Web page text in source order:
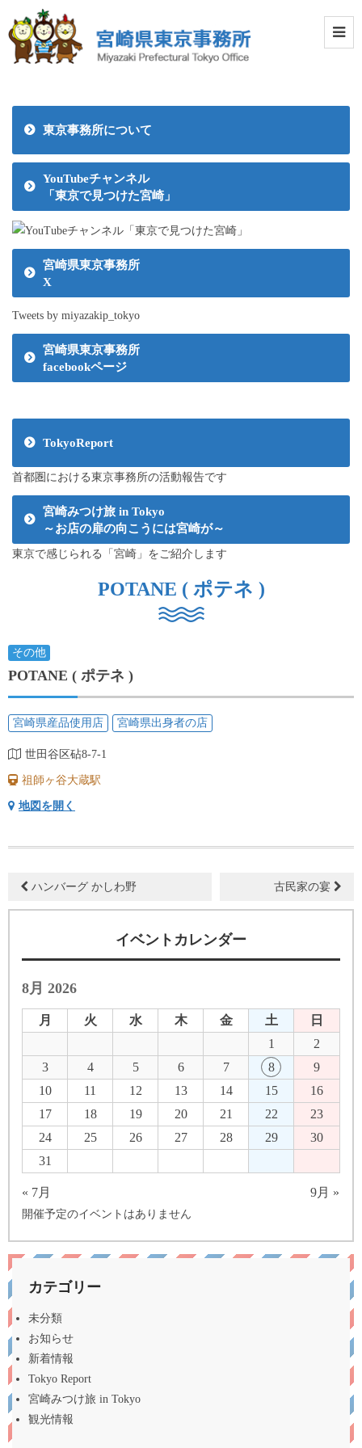
東京事務所について
YouTubeチャンネル
「東京で見つけた宮崎」
宮崎県東京事務所
X
Tweets by miyazakip_tokyo
宮崎県東京事務所
facebookページ
TokyoReport
首都圏における東京事務所の活動報告です
宮崎みつけ旅 in Tokyo
～お店の扉の向こうには宮崎が～
東京で感じられる「宮崎」をご紹介します
POTANE ( ポテネ )
その他
POTANE ( ポテネ )
宮崎県産品使用店 宮崎県出身者の店
世田谷区砧8-7-1
祖師ヶ谷大蔵駅
地図を開く
ハンバーグ かしわ野 古民家の宴
イベントカレンダー
8月 2026
月 火 水 木 金 土
日
1
2
3
4 5 6 7 8
9
10
11 12 13 14 15
16
17
18 19 20 21 22
23
24
25 26 27 28 29
30
31
« 7月 9月 »
開催予定のイベントはありません
カテゴリー
未分類
お知らせ
新着情報
Tokyo Report
宮崎みつけ旅 in Tokyo
観光情報